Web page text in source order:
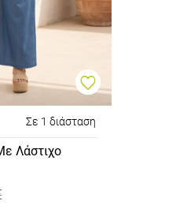
Σε 1 διάσταση
Λάστιχο